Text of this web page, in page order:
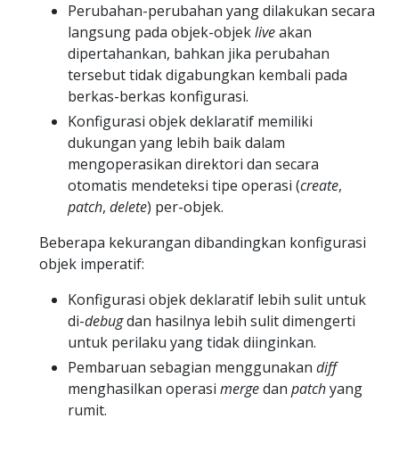
Perubahan-perubahan yang dilakukan secara
langsung pada objek-objekliveakan
dipertahankan, bahkan jika perubahan
tersebut tidak digabungkan kembali pada
berkas-berkas konfigurasi.
Konfigurasi objek deklaratif memiliki
dukungan yang lebih baik dalam
mengoperasikan direktori dan secara
otomatis mendeteksi tipe operasi (create,
patch, delete) per-objek.
Beberapa kekurangan dibandingkan konfigurasi
objek imperatif:
Konfigurasi objek deklaratif lebih sulit untuk
di-debugdan hasilnya lebih sulit dimengerti
untuk perilaku yang tidak diinginkan.
Pembaruan sebagian menggunakan diff
menghasilkan operasi mergedan patchyang
rumit.